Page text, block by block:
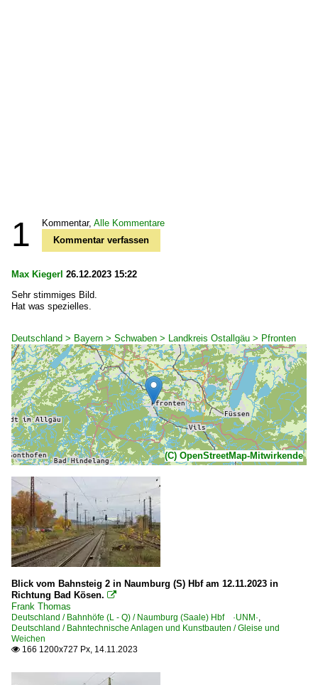
1 Kommentar, Alle Kommentare
Kommentar verfassen
Max Kiegerl 26.12.2023 15:22
Sehr stimmiges Bild.
Hat was spezielles.
Deutschland > Bayern > Schwaben > Landkreis Ostallgäu > Pfronten
(C) OpenStreetMap-Mitwirkende
Blick vom Bahnsteig 2 in Naumburg (S) Hbf am 12.11.2023 in
Richtung Bad Kösen. 
Frank Thomas
Deutschland / Bahnhöfe (L - Q) / Naumburg (Saale) Hbf ·UNM·,
Deutschland / Bahntechnische Anlagen und Kunstbauten / Gleise und
Weichen
 166 1200x727 Px, 14.11.2023